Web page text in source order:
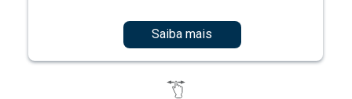
Saiba mais